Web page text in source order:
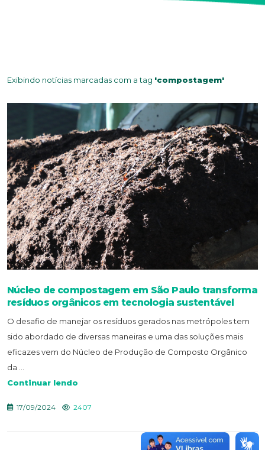
Exibindo notícias marcadas com a tag 'compostagem'
Núcleo de compostagem em São Paulo transforma
resíduos orgânicos em tecnologia sustentável
O desafio de manejar os resíduos gerados nas metrópoles tem
sido abordado de diversas maneiras e uma das soluções mais
eficazes vem do Núcleo de Produção de Composto Orgânico
da ...
Continuar lendo
17/09/2024 2407